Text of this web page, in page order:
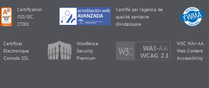
Certification
ISO/IEC
27001
Certifié par l'agence de
qualité sanitaire
d'Andalousie
Certificat
Electronique
Comodo SSL
Wordfence
Security
Premium
W3C WAI-AA
Web Content
Accessibility